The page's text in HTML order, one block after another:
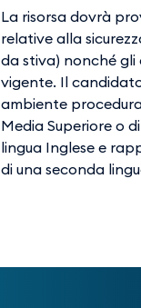
La risorsa dovrà
relative alla
da stiva) nonché
vigente. Il
ambiente
Media Superiore o
lingua Inglese e
di una seconda